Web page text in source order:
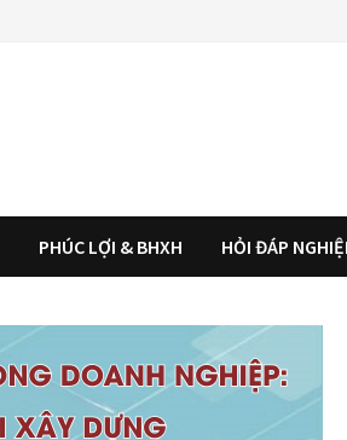
PHÚC LỢI & BHXH HỎI ĐÁP